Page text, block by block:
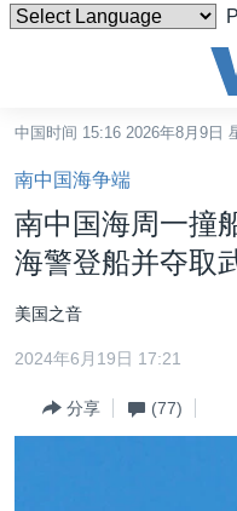
碍
链
接
跳
转
内
容
到
中国
最新国际新闻
分类新闻
中国时间 15:16 2026年8月9日
南中国海争端
南中国海周一撞
海警登船并夺取
美国之音
2024年6月19日 17:21
分享 (77)